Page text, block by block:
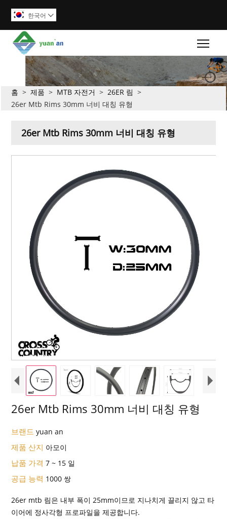
한국어 
홈 > 제품 > MTB 자전거 > 26ER 림 >
26er Mtb Rims 30mm 너비 대칭 유형
26er Mtb Rims 30mm 너비 대칭 유형
26er Mtb Rims 30mm 너비 대칭 유형
브랜드yuan an
제품 산지 아모이
납품 가격7 ~ 15 일
공급 능력 1000 쌍
26er mtb 림은 내부 폭이 25mm이므로 지나치게 끌리지 않고 타
이어에 정사각형 프로파일을 제공합니다.